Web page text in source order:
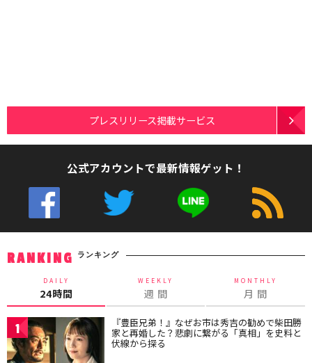
プレスリリース掲載サービス
公式アカウントで最新情報ゲット！
RANKING ランキング
DAILY
24時間
WEEKLY
週 間
MONTHLY
月 間
1 『豊臣兄弟！』なぜお市は秀吉の勧めで柴田勝
家と再婚した？悲劇に繋がる「真相」を史料と
伏線から探る